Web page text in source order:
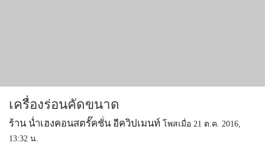
เครื่องร่อนคัดขนาด
ร้าน น่ำเฮงคอนสตรั๊คชั่น อีควิปเมนท์ โพสเมื่อ 21 ต.ค. 2016,
13:32 น.